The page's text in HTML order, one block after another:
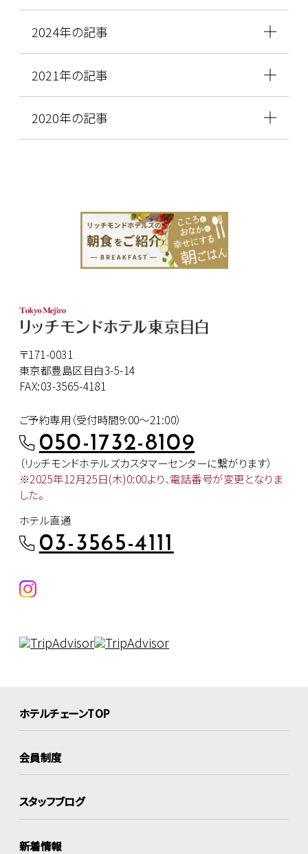
2024年の記事
2021年の記事
2020年の記事
〒171-0031
東京都豊島区目白3-5-14
FAX:03-3565-4181
ご予約専用（受付時間9:00～21:00）
050-1732-8109
（リッチモンドホテルズカスタマーセンターに繋がります）
※2025年12月25日(木)0:00より、電話番号が変更となりま
した。
ホテル直通
03-3565-4111
ホテルチェーンTOP
会員制度
スタッフブログ
新着情報